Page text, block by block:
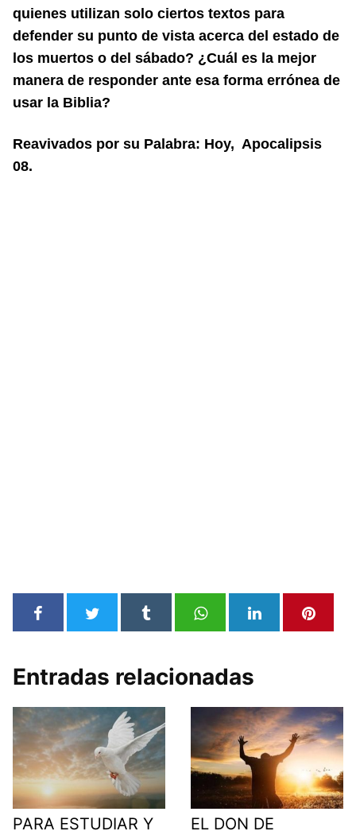
quienes utilizan solo ciertos textos para
defender su punto de vista acerca del estado de
los muertos o del sábado? ¿Cuál es la mejor
manera de responder ante esa forma errónea de
usar la Biblia?
Reavivados por su Palabra: Hoy, Apocalipsis
08.
Entradas relacionadas
PARA ESTUDIAR Y EL DON DE